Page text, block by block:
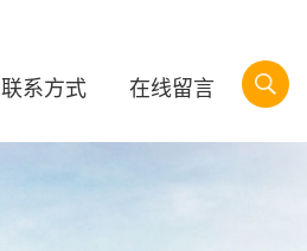
联系方式 在线留言